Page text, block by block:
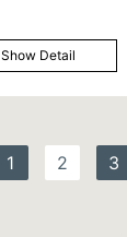
Show Detail
1 2 3